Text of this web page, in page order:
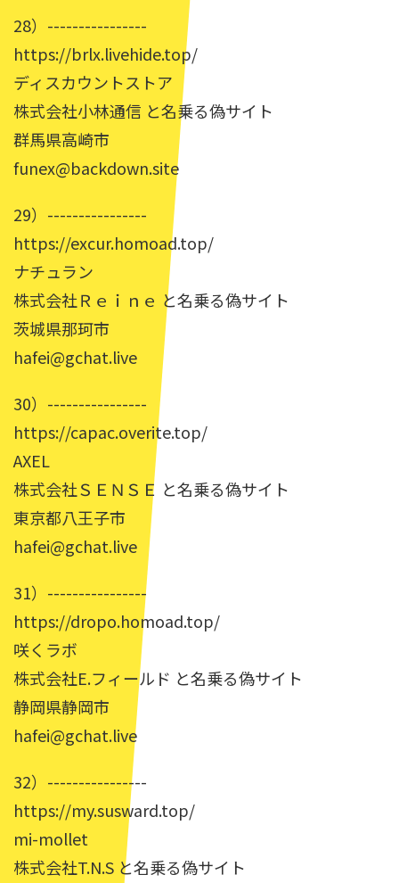
28）----------------
https://brlx.livehide.top/
ディスカウントストア
株式会社小林通信 と名乗る偽サイト
群馬県高崎市
funex@backdown.site
29）----------------
https://excur.homoad.top/
ナチュラン
株式会社Ｒｅｉｎｅ と名乗る偽サイト
茨城県那珂市
hafei@gchat.live
30）----------------
https://capac.overite.top/
AXEL
株式会社ＳＥＮＳＥ と名乗る偽サイト
東京都八王子市
hafei@gchat.live
31）----------------
https://dropo.homoad.top/
咲くラボ
株式会社E.フィールド と名乗る偽サイト
静岡県静岡市
hafei@gchat.live
32）----------------
https://my.susward.top/
mi-mollet
株式会社T.N.S と名乗る偽サイト